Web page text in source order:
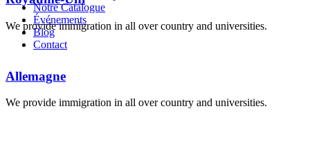
Notre Catalogue
Événements
Blog
Contact
We provide immigration in all over country and universities.
Allemagne
We provide immigration in all over country and universities.